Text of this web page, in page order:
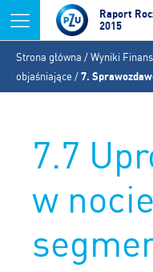
Raport
2015
Jesteś
tutaj
Strona główna /Wyniki
objaśniające /7.
7.7
w nocie